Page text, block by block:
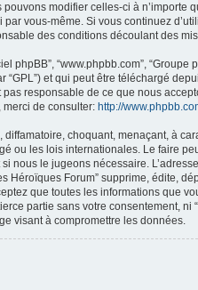
modifier celles-ci à
vous-même. Si vous continuez
des conditions découlant des
phpBB”, “www.phpbb.com”,
“GPL”) et qui peut être téléchargé
responsable de ce que nous
de consulter: http://
choquant, menaçant, à
ou les lois internationales. Le faire
nous le jugeons nécessaire.
Héroïques Forum” supprime, édite,
que toutes les informations que
partie sans votre consentement, ni
visant à compromettre les données.